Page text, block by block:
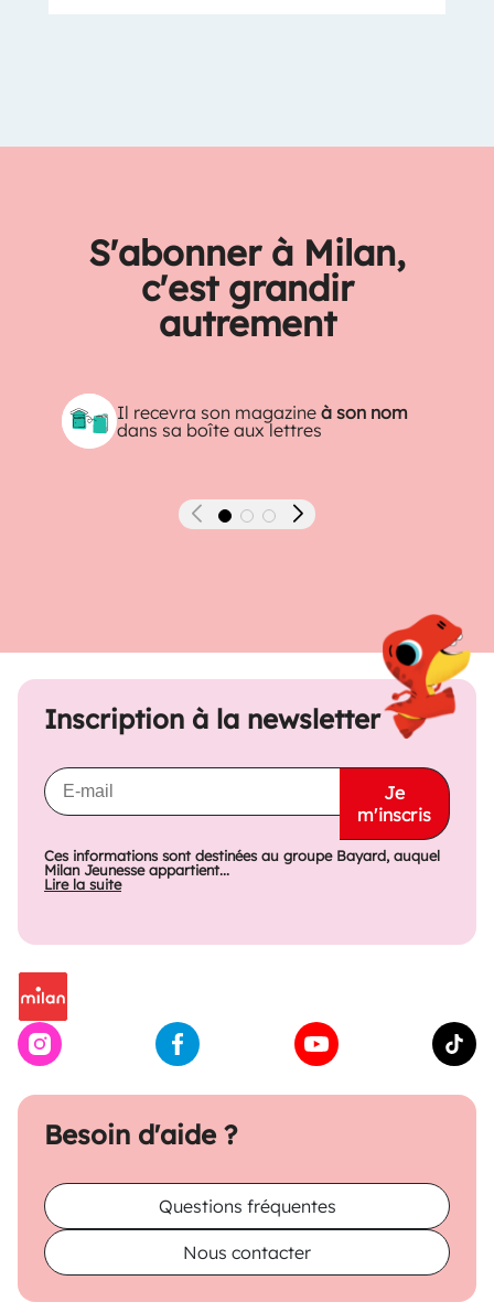
S'abonner à Milan,
c'est grandir
autrement
Il recevra son magazineà son nom
dans sa boîte aux lettres
Précédent Suivant
Besoin d'aide ?
Questions fréquentes
Nous contacter
Inscription à la newsletter
Je
m'inscris
Ces informations sont destinées au groupe Bayard, auquel
Milan Jeunesse appartient...
Lire la suite